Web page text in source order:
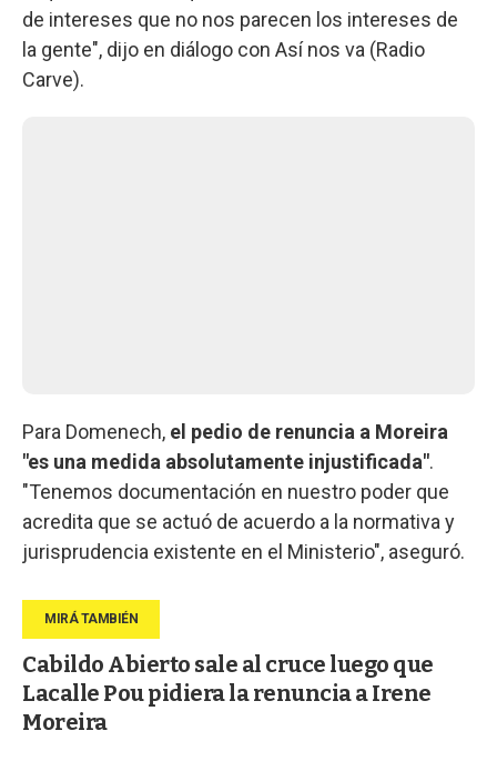
de intereses que no nos parecen los intereses de
la gente", dijo en diálogo con Así nos va (Radio
Carve).
Para Domenech, el pedio de renuncia a Moreira
"es una medida absolutamente injustificada".
"Tenemos documentación en nuestro poder que
acredita que se actuó de acuerdo a la normativa y
jurisprudencia existente en el Ministerio", aseguró.
Cabildo Abierto sale al cruce luego que
Lacalle Pou pidiera la renuncia a Irene
Moreira